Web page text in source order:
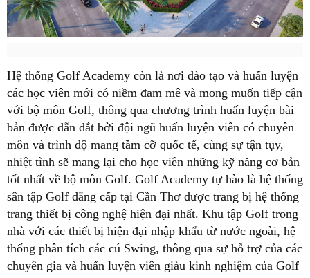
Hệ thống Golf Academy còn là nơi đào tạo và huấn luyện
các học viên mới có niềm đam mê và mong muốn tiếp cận
với bộ môn Golf, thông qua chương trình huấn luyện bài
bản được dẫn dắt bởi đội ngũ huấn luyện viên có chuyên
môn và trình độ mang tầm cỡ quốc tế, cùng sự tận tụy,
nhiệt tình sẽ mang lại cho học viên những kỹ năng cơ bản
tốt nhất về bộ môn Golf. Golf Academy tự hào là hệ thống
sân tập Golf đẳng cấp tại Cần Thơ được trang bị hệ thống
trang thiết bị công nghệ hiện đại nhất. Khu tập Golf trong
nhà với các thiết bị hiện đại nhập khẩu từ nước ngoài, hệ
thống phân tích các cú Swing, thông qua sự hỗ trợ của các
chuyên gia và huấn luyện viên giàu kinh nghiệm của Golf